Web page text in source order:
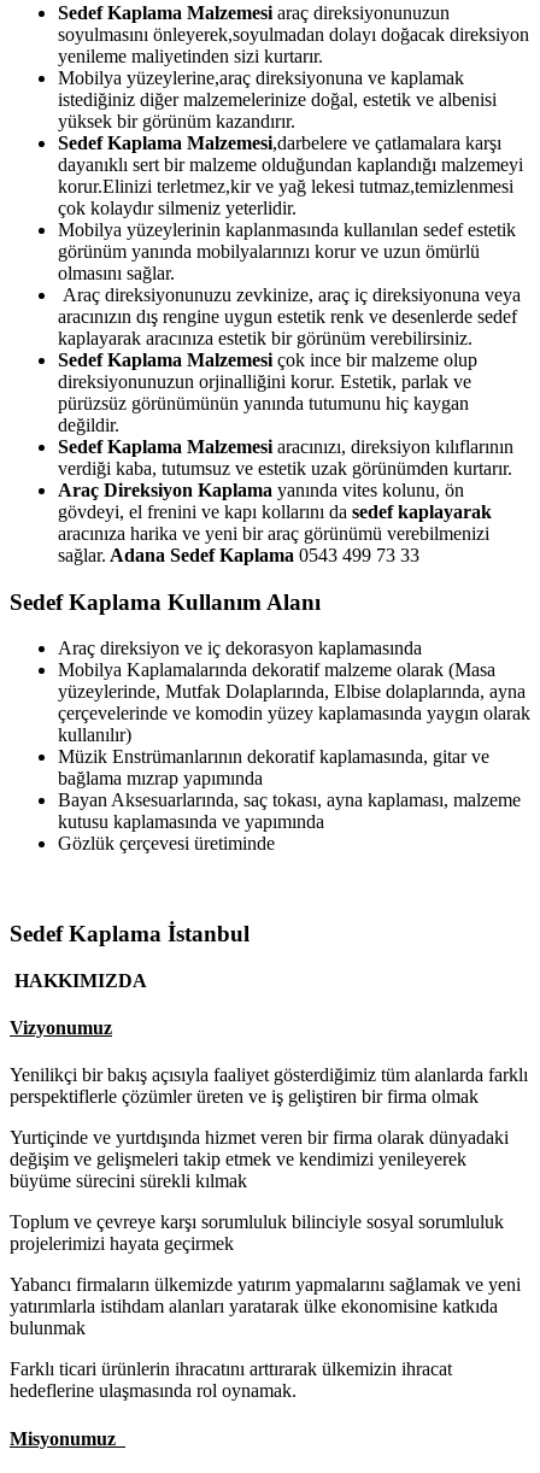
Sedef Kaplama Malzemesi araç direksiyonunuzun
soyulmasını önleyerek,soyulmadan dolayı doğacak direksiyon
yenileme maliyetinden sizi kurtarır.
Mobilya yüzeylerine,araç direksiyonuna ve kaplamak
istediğiniz diğer malzemelerinize doğal, estetik ve albenisi
yüksek bir görünüm kazandırır.
Sedef Kaplama Malzemesi,darbelere ve çatlamalara karşı
dayanıklı sert bir malzeme olduğundan kaplandığı malzemeyi
korur.Elinizi terletmez,kir ve yağ lekesi tutmaz,temizlenmesi
çok kolaydır silmeniz yeterlidir.
Mobilya yüzeylerinin kaplanmasında kullanılan sedef estetik
görünüm yanında mobilyalarınızı korur ve uzun ömürlü
olmasını sağlar.
Araç direksiyonunuzu zevkinize, araç iç direksiyonuna veya
aracınızın dış rengine uygun estetik renk ve desenlerde sedef
kaplayarak aracınıza estetik bir görünüm verebilirsiniz.
Sedef Kaplama Malzemesi çok ince bir malzeme olup
direksiyonunuzun orjinalliğini korur. Estetik, parlak ve
pürüzsüz görünümünün yanında tutumunu hiç kaygan
değildir.
Sedef Kaplama Malzemesi aracınızı, direksiyon kılıflarının
verdiği kaba, tutumsuz ve estetik uzak görünümden kurtarır.
Araç Direksiyon Kaplama yanında vites kolunu, ön
gövdeyi, el frenini ve kapı kollarını da sedef kaplayarak
aracınıza harika ve yeni bir araç görünümü verebilmenizi
sağlar. Adana Sedef Kaplama 0543 499 73 33
Sedef Kaplama Kullanım Alanı
Araç direksiyon ve iç dekorasyon kaplamasında
Mobilya Kaplamalarında dekoratif malzeme olarak (Masa
yüzeylerinde, Mutfak Dolaplarında, Elbise dolaplarında, ayna
çerçevelerinde ve komodin yüzey kaplamasında yaygın olarak
kullanılır)
Müzik Enstrümanlarının dekoratif kaplamasında, gitar ve
bağlama mızrap yapımında
Bayan Aksesuarlarında, saç tokası, ayna kaplaması, malzeme
kutusu kaplamasında ve yapımında
Gözlük çerçevesi üretiminde
Sedef Kaplama İstanbul
HAKKIMIZDA
Vizyonumuz
Yenilikçi bir bakış açısıyla faaliyet gösterdiğimiz tüm alanlarda farklı
perspektiflerle çözümler üreten ve iş geliştiren bir firma olmak
Yurtiçinde ve yurtdışında hizmet veren bir firma olarak dünyadaki
değişim ve gelişmeleri takip etmek ve kendimizi yenileyerek
büyüme sürecini sürekli kılmak
Toplum ve çevreye karşı sorumluluk bilinciyle sosyal sorumluluk
projelerimizi hayata geçirmek
Yabancı firmaların ülkemizde yatırım yapmalarını sağlamak ve yeni
yatırımlarla istihdam alanları yaratarak ülke ekonomisine katkıda
bulunmak
Farklı ticari ürünlerin ihracatını arttırarak ülkemizin ihracat
hedeflerine ulaşmasında rol oynamak.
Misyonumuz